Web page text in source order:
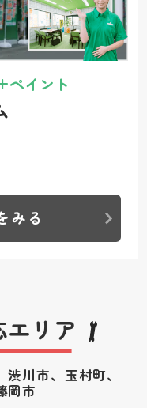
ペイント
みる
エリア
川市、 玉村町、
岡市